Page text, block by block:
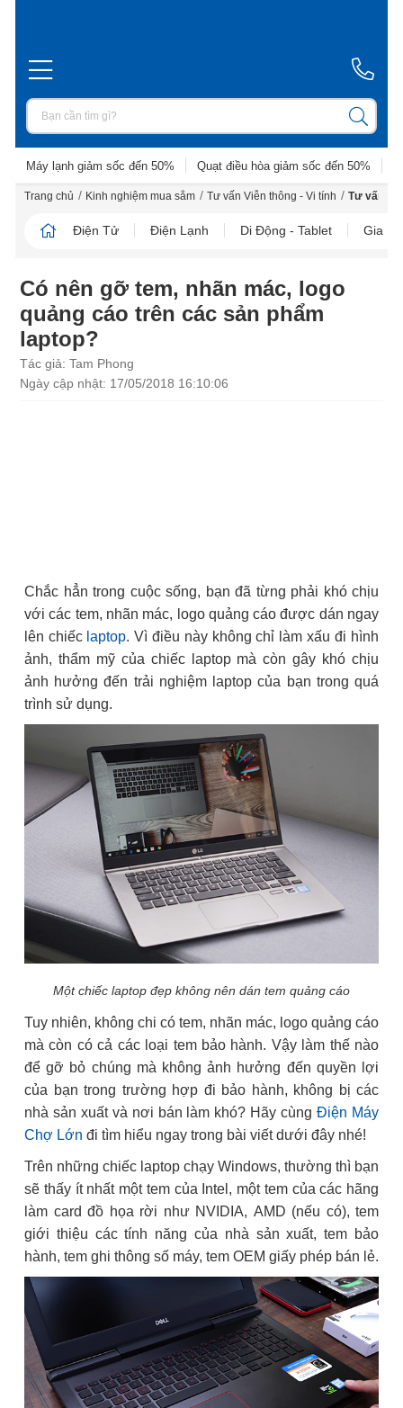
Máy lạnh giảm sốc đến 50% Quạt điều hòa giảm sốc đến 50%
Trang chủ / Kinh nghiệm mua sắm / Tư vấn Viễn thông - Vi tính / Tư vấn
Điện Tử Điện Lạnh Di Động - Tablet Gia
Có nên gỡ tem, nhãn mác, logo
quảng cáo trên các sản phẩm
laptop?
Tác giả: Tam Phong
Ngày cập nhật: 17/05/2018 16:10:06
Chắc hẳn trong cuộc sống, bạn đã từng phải khó chịu
với các tem, nhãn mác, logo quảng cáo được dán ngay
lên chiếc laptop. Vì điều này không chỉ làm xấu đi hình
ảnh, thẩm mỹ của chiếc laptop mà còn gây khó chịu
ảnh hưởng đến trải nghiệm laptop của bạn trong quá
trình sử dụng.
Một chiếc laptop đẹp không nên dán tem quảng cáo
Tuy nhiên, không chi có tem, nhãn mác, logo quảng cáo
mà còn có cả các loại tem bảo hành. Vậy làm thế nào
để gỡ bỏ chúng mà không ảnh hưởng đến quyền lợi
của bạn trong trường hợp đi bảo hành, không bị các
nhà sản xuất và nơi bán làm khó? Hãy cùng Điện Máy
Chợ Lớn đi tìm hiểu ngay trong bài viết dưới đây nhé!
Trên những chiếc laptop chạy Windows, thường thì bạn
sẽ thấy ít nhất một tem của Intel, một tem của các hãng
làm card đồ họa rời như NVIDIA, AMD (nếu có), tem
giới thiệu các tính năng của nhà sản xuất, tem bảo
hành, tem ghi thông số máy, tem OEM giấy phép bán lẻ.